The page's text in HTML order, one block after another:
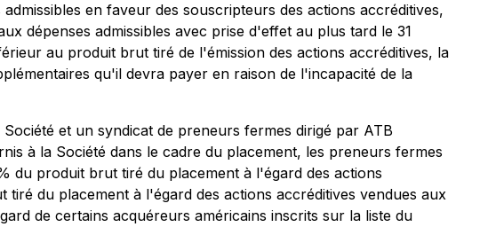
en faveur des souscripteurs des actions accréditives,
dépenses admissibles avec prise d'effet au plus tard le 31
au produit brut tiré de l'émission des actions accréditives, la
qu'il devra payer en raison de l'incapacité de la
et un syndicat de preneurs fermes dirigé par ATB
à la Société dans le cadre du placement, les preneurs fermes
du produit brut tiré du placement à l'égard des actions
du placement à l'égard des actions accréditives vendues aux
de certains acquéreurs américains inscrits sur la liste du